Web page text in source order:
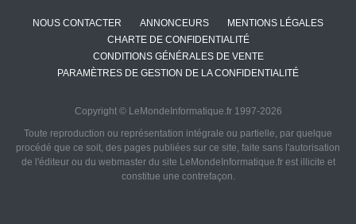
NOUS CONTACTER ANNONCEURS
MENTIONS LÉGALES
CHARTE DE CONFIDENTIALITÉ
CONDITIONS GÉNÉRALES DE VENTE
PARAMÈTRES DE GESTION DE LA CONFIDENTIALITÉ
Copyright © LeMondeInformatique.fr 1997-2026
Toute reproduction ou représentation intégrale ou partielle, par quelque
procédé que ce soit, des pages publiées sur ce site, faite sans l'autorisation
de l'éditeur ou du webmaster du site LeMondeInformatique.fr est illicite et
constitue une contrefaçon.